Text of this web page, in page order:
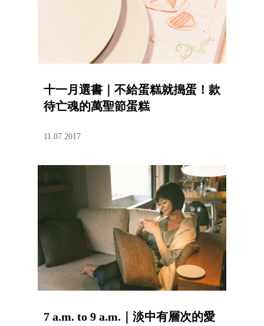
十一月選書｜不給蛋糕就搗蛋！款
待亡魂的萬聖節蛋糕
11.07.2017
7 a.m. to 9 a.m.｜淡中有層次的愛